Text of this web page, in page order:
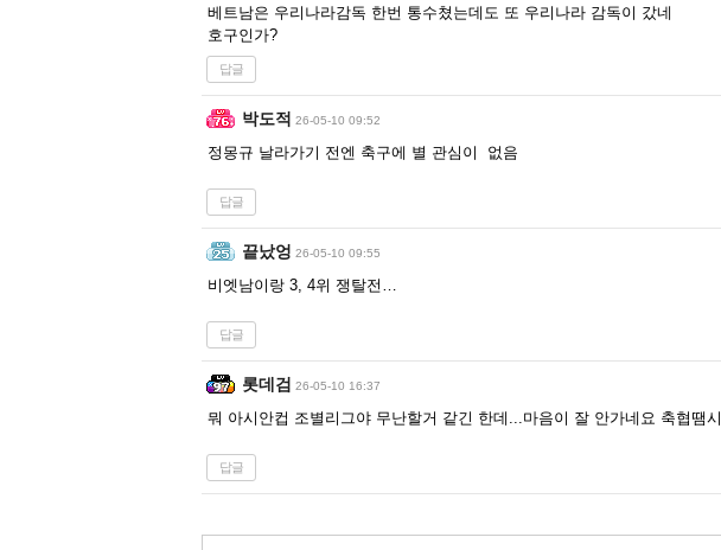
베트남은 우리나라감독 한번 통수쳤는데도 또 우리나라 감독이 갔네
호구인가?
답글
박도적 26-05-10 09:52
정몽규 날라가기 전엔 축구에 별 관심이 없음
답글
끝났엉 26-05-10 09:55
비엣남이랑 3, 4위 쟁탈전…
답글
롯데검 26-05-10 16:37
뭐 아시안컵 조별리그야 무난할거 같긴 한데...마음이 잘 안가네요 축협땜시
답글